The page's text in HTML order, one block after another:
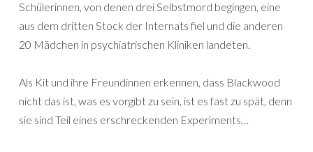
Schülerinnen, von denen drei Selbstmord begingen, eine
aus dem dritten Stock der Internats fiel und die anderen
20 Mädchen in psychiatrischen Kliniken landeten.
Als Kit und ihre Freundinnen erkennen, dass Blackwood
nicht das ist, was es vorgibt zu sein, ist es fast zu spät, denn
sie sind Teil eines erschreckenden Experiments…